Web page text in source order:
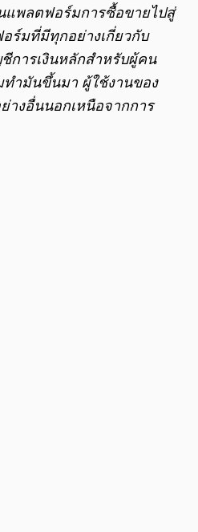
แพลตฟอร์มการซื้อขายไปสู่
ร์มที่มีทุกอย่างเกี่ยวกับ
การเงินหลักสำหรับผู้คน
ทำมันขึ้นมา ผู้ใช้งานของ
างอื่นนอกเหนือจากการ